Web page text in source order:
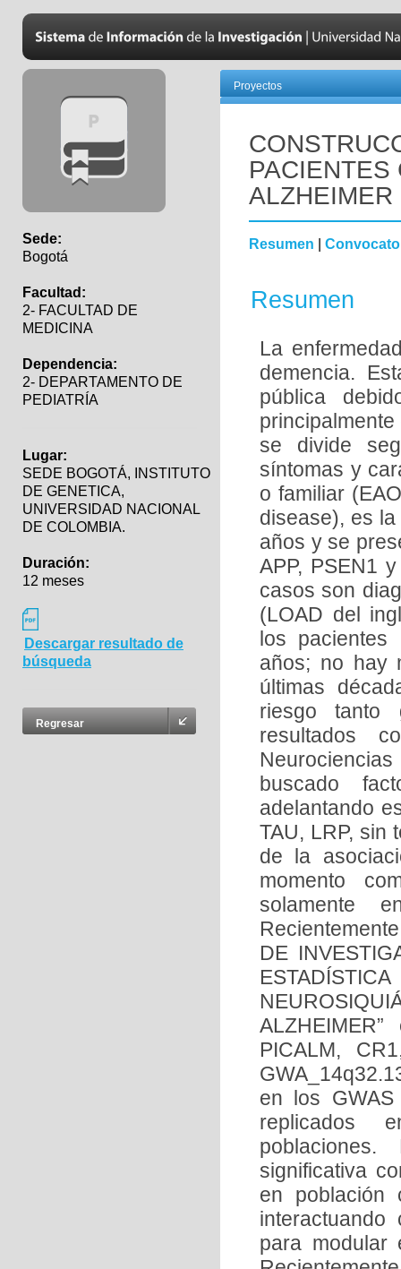
Sede:
Bogotá
Facultad:
2- FACULTAD DE
MEDICINA
Dependencia:
2- DEPARTAMENTO DE
PEDIATRÍA
Lugar:
SEDE BOGOTÁ, INSTITUTO
DE GENETICA,
UNIVERSIDAD NACIONAL
DE COLOMBIA.
Duración:
12 meses
Descargar resultado de
búsqueda
Regresar
Proyectos
PACIENTES
ALZHEIMER
Resumen
Resumen
La
demencia.
pública
se divide
síntomas y
o familiar
disease), es
años y se
APP, PSEN1
casos son
(LOAD del
los
años; no hay
últimas
riesgo tanto
resultados
buscado
adelantando
TAU, LRP, sin
de la
momento
solamente
DE
PICALM,
en los
replicados
significativa
en población
para modular